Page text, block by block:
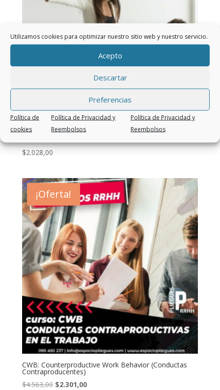
Utilizamos cookies para optimizar nuestro sitio web y nuestro servicio.
Acepto
Descartar
Preferencias
Política de
cookies
Política de Privacidad y
Reembolsos
Política de Privacidad y
Reembolsos
$2.028,00
¡Oferta!
CWB: Counterproductive Work Behavior (Conductas
Contraproducentes)
$4.563,00 El
$2.301,00El